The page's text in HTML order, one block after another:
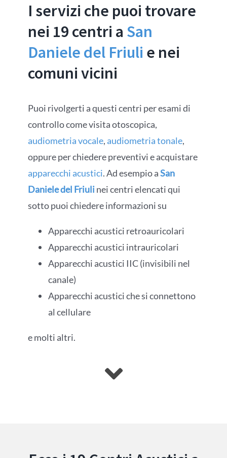
I servizi che puoi trovare
nei 19 centri a San
Daniele del Friuli e nei
comuni vicini
Puoi rivolgerti a questi centri per esami di
controllo come visita otoscopica,
audiometria vocale, audiometria tonale,
oppure per chiedere preventivi e acquistare
apparecchi acustici. Ad esempio aSan
Daniele del Friulinei centri elencati qui
sotto puoi chiedere informazioni su
Apparecchi acustici retroauricolari
Apparecchi acustici intrauricolari
Apparecchi acustici IIC (invisibili nel
canale)
Apparecchi acustici che si connettono
al cellulare
e molti altri.